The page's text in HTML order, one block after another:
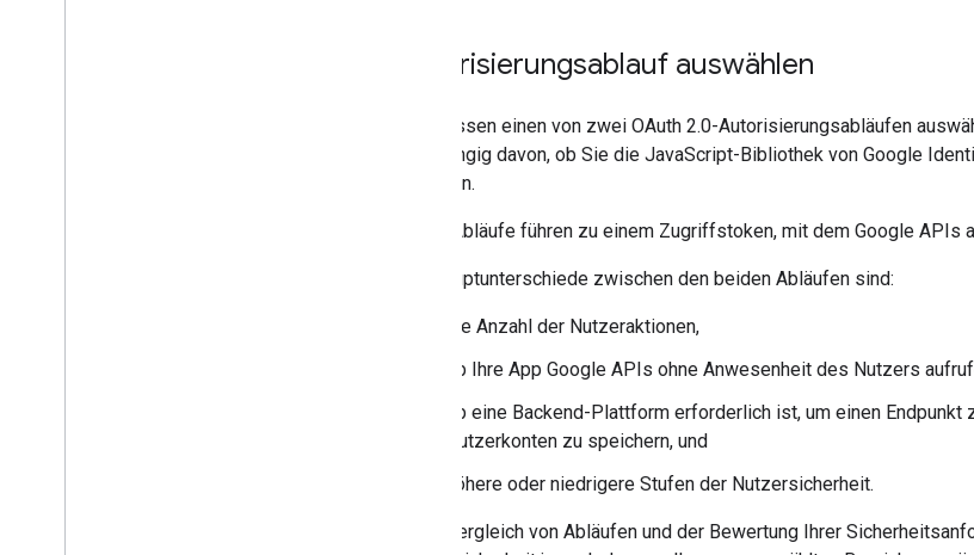
Autorisierungsablauf auswählen
Sie müssen einen von zwei OAuth 2.0-Autorisierungsabläufen
unabhängig davon, ob Sie die JavaScript-Bibliothek von Google
erstellen.
Beide Abläufe führen zu einem Zugriffstoken, mit dem Google APIs
Die Hauptunterschiede zwischen den beiden Abläufen sind:
die Anzahl der Nutzeraktionen,
ob Ihre App Google APIs ohne Anwesenheit des Nutzers
ob eine Backend-Plattform erforderlich ist, um einen
Nutzerkonten zu speichern, und
höhere oder niedrigere Stufen der Nutzersicherheit.
Beim Vergleich von Abläufen und der Bewertung Ihrer